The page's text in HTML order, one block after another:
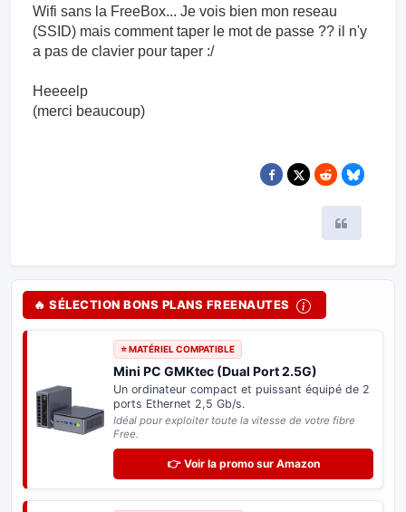
Wifi sans la FreeBox... Je vois bien mon reseau
(SSID) mais comment taper le mot de passe ?? il n'y
a pas de clavier pour taper :/
Heeeelp
(merci beaucoup)
🔥 SÉLECTION BONS PLANS FREENAUTES
⭐ MATÉRIEL COMPATIBLE
Mini PC GMKtec (Dual Port 2.5G)
Un ordinateur compact et puissant équipé de 2
ports Ethernet 2,5 Gb/s.
Idéal pour exploiter toute la vitesse de votre fibre
Free.
👉 Voir la promo sur Amazon